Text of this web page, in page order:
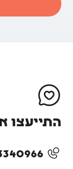
התייעצו